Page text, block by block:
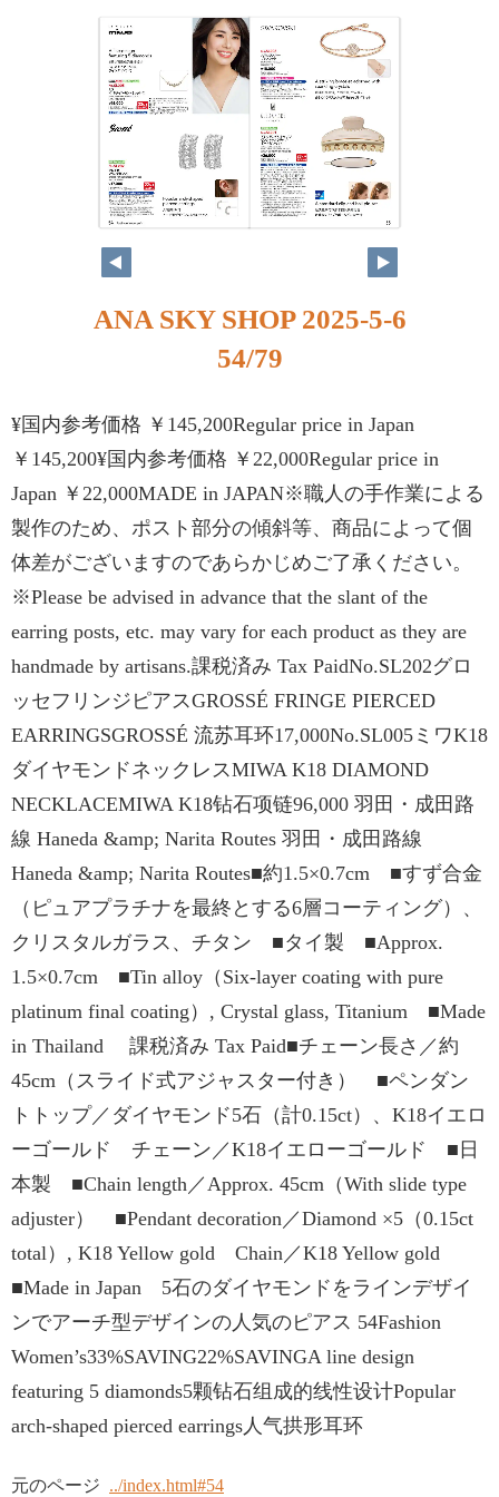
ANA SKY SHOP 2025-5-6
54/79
¥国内参考価格 ￥145,200Regular price in Japan
￥145,200¥国内参考価格 ￥22,000Regular price in
Japan ￥22,000MADE in JAPAN※職人の手作業による
製作のため、ポスト部分の傾斜等、商品によって個
体差がございますのであらかじめご了承ください。
※Please be advised in advance that the slant of the
earring posts, etc. may vary for each product as they are
handmade by artisans.課税済み Tax PaidNo.SL202グロ
ッセフリンジピアスGROSSÉ FRINGE PIERCED
EARRINGSGROSSÉ 流苏耳环17,000No.SL005ミワK18
ダイヤモンドネックレスMIWA K18 DIAMOND
NECKLACEMIWA K18钻石项链96,000 羽田・成田路
線 Haneda &amp; Narita Routes 羽田・成田路線
Haneda &amp; Narita Routes■約1.5×0.7cm ■すず合金
（ピュアプラチナを最終とする6層コーティング）、
クリスタルガラス、チタン ■タイ製 ■Approx.
1.5×0.7cm ■Tin alloy（Six-layer coating with pure
platinum final coating）, Crystal glass, Titanium ■Made
in Thailand 課税済み Tax Paid■チェーン⻑さ／約
45cm（スライド式アジャスター付き） ■ペンダン
トトップ／ダイヤモンド5⽯（計0.15ct）、K18イエロ
ーゴールド チェーン／K18イエローゴールド ■日
本製 ■Chain length／Approx. 45cm（With slide type
adjuster） ■Pendant decoration／Diamond ×5（0.15ct
total）, K18 Yellow gold Chain／K18 Yellow gold
■Made in Japan 5石のダイヤモンドをラインデザイ
ンでアーチ型デザインの人気のピアス 54Fashion
Women’s33%SAVING22%SAVINGA line design
featuring 5 diamonds5颗钻石组成的线性设计Popular
arch-shaped pierced earrings人气拱形耳环
元のページ ../index.html#54